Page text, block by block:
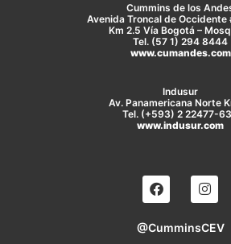
@CumminsCEV
Indusur
Av. Panamericana Norte
Tel. (+593) 2 22477-
www.indusur.com
Cummins de los
Avenida Troncal de Occidente
Km 2.5 Vía Bogotá –
Tel. (57 1) 294 8444
www.cumandes.com